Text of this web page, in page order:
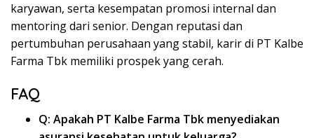
karyawan, serta kesempatan promosi internal dan
mentoring dari senior. Dengan reputasi dan
pertumbuhan perusahaan yang stabil, karir di PT Kalbe
Farma Tbk memiliki prospek yang cerah.
FAQ
Q: Apakah PT Kalbe Farma Tbk menyediakan